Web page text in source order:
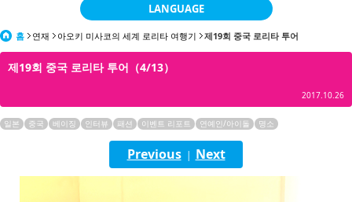
LANGUAGE
日本語
한국어
繁體中文
English
홈 연재 아오키 미사코의 세계 로리타 여행기 제19회 중국 로리타 투어
제19회 중국 로리타 투어（4/13）
2017.10.26
일본 중국 베이징 인터뷰 패션 이벤트 리포트 연예인/아이돌 명소
Previous| Next